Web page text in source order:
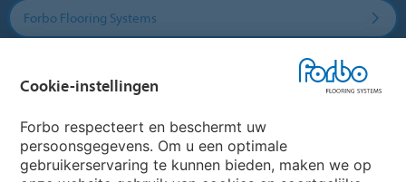
Forbo Flooring Systems
Website
Cookie-instellingen
Forbo respecteert en beschermt uw
persoonsgegevens. Om u een optimale
gebruikerservaring te kunnen bieden, maken we op